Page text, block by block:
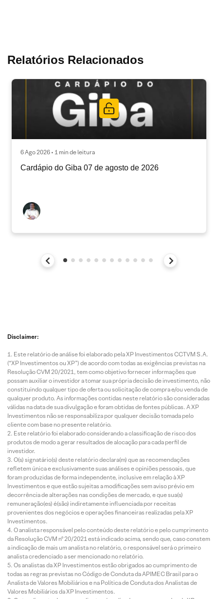
Relatórios Relacionados
6 Ago 2026 • 1 min de leitura
Cardápio do Giba 07 de agosto de 2026
Disclaimer:
Este relatório de análise foi elaborado pela XP Investimentos CCTVM S.A.
(“XP Investimentos ou XP”) de acordo com todas as exigências previstas na
Resolução CVM 20/2021, tem como objetivo fornecer informações que
possam auxiliar o investidor a tomar sua própria decisão de investimento, não
constituindo qualquer tipo de oferta ou solicitação de compra e/ou venda de
qualquer produto. As informações contidas neste relatório são consideradas
válidas na data de sua divulgação e foram obtidas de fontes públicas. A XP
Investimentos não se responsabiliza por qualquer decisão tomada pelo
cliente com base no presente relatório.
Este relatório foi elaborado considerando a classificação de risco dos
produtos de modo a gerar resultados de alocação para cada perfil de
investidor.
O(s) signatário(s) deste relatório declara(m) que as recomendações
refletem única e exclusivamente suas análises e opiniões pessoais, que
foram produzidas de forma independente, inclusive em relação à XP
Investimentos e que estão sujeitas a modificações sem aviso prévio em
decorrência de alterações nas condições de mercado, e que sua(s)
remuneração(es) é(são) indiretamente influenciada por receitas
provenientes dos negócios e operações financeiras realizadas pela XP
Investimentos.
O analista responsável pelo conteúdo deste relatório e pelo cumprimento
da Resolução CVM nº 20/2021 está indicado acima, sendo que, caso constem
a indicação de mais um analista no relatório, o responsável será o primeiro
analista credenciado a ser mencionado no relatório.
Os analistas da XP Investimentos estão obrigados ao cumprimento de
todas as regras previstas no Código de Conduta da APIMEC Brasil para o
Analista de Valores Mobiliários e na Política de Conduta dos Analistas de
Valores Mobiliários da XP Investimentos.